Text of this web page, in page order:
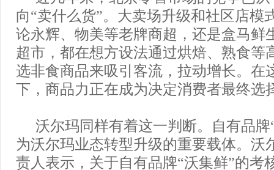
向“卖什么货”。大卖场升级和社区店模
论永辉、物美等老牌商超，还是盒马鲜
超市，都在想方设法通过烘焙、熟食等
选非食商品来吸引客流，拉动增长。在
下，商品力正在成为决定消费者最终选
沃尔玛同样有着这一判断。自有品牌
为沃尔玛业态转型升级的重要载体。沃
责人表示，关于自有品牌“沃集鲜”的考